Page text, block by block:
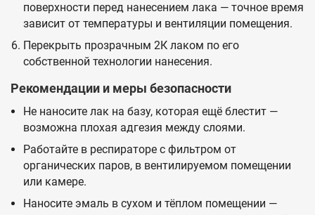
поверхности перед нанесением лака — точное время
зависит от температуры и вентиляции помещения.
Перекрыть прозрачным 2К лаком по его
собственной технологии нанесения.
Рекомендации и меры безопасности
Не наносите лак на базу, которая ещё блестит —
возможна плохая адгезия между слоями.
Работайте в респираторе с фильтром от
органических паров, в вентилируемом помещении
или камере.
Наносите эмаль в сухом и тёплом помещении —